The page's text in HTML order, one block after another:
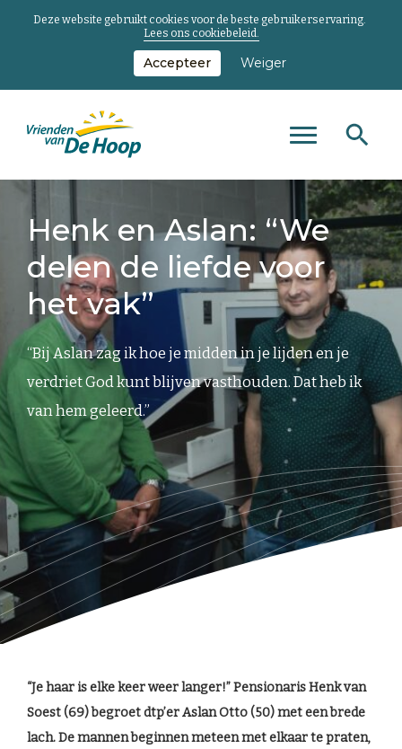
Deze website gebruikt cookies voor de beste gebruikerservaring.
Lees ons cookiebeleid.
Accepteer Weiger
naar
de
homepage
Zoeken
Toggle
naar...
Henk en Aslan: “We
delen de liefde voor
het vak”
“Bij Aslan zag ik hoe je midden in je lijden en je
verdriet God kunt blijven vasthouden. Dat heb ik
van hem geleerd.”
“Je haar is elke keer weer langer!” Pensionaris Henk van
Soest (69) begroet dtp’er Aslan Otto (50) met een brede
lach. De mannen beginnen meteen met elkaar te praten,